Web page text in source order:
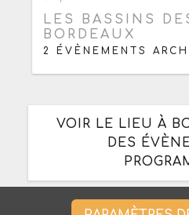
LES BASSINS
BORDEAUX
2 ÉVÈNEMENTS
VOIR LE LIEU À
DES